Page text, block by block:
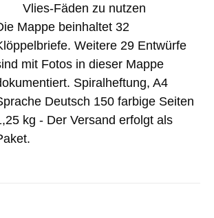
Vlies-Fäden zu nutzen
Mappe beinhaltet 32
Weitere 29 Entwürfe
mit Fotos in dieser Mappe
Spiralheftung, A4
Deutsch 150 farbige Seiten
kg - Der Versand erfolgt als